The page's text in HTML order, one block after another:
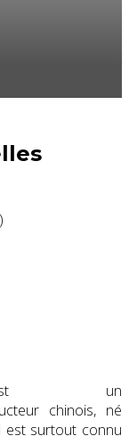
un
chinois, né
est surtout connu